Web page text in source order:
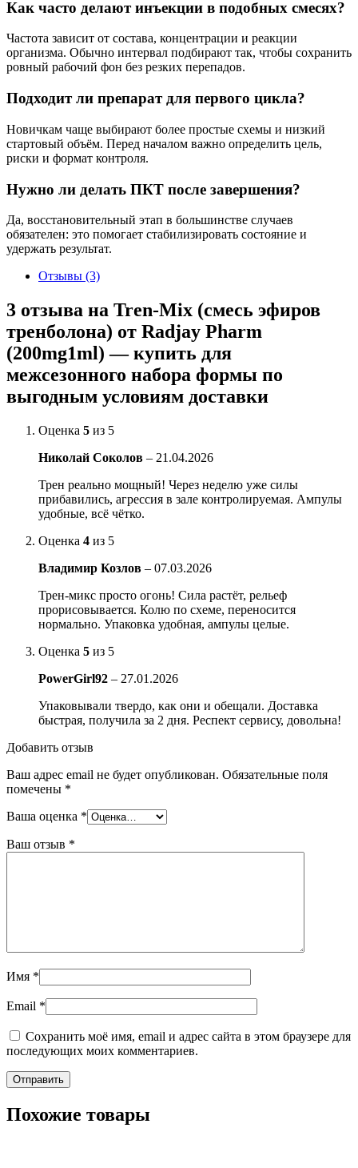
Как часто делают инъекции в подобных смесях?
Частота зависит от состава, концентрации и реакции
организма. Обычно интервал подбирают так, чтобы сохранить
ровный рабочий фон без резких перепадов.
Подходит ли препарат для первого цикла?
Новичкам чаще выбирают более простые схемы и низкий
стартовый объём. Перед началом важно определить цель,
риски и формат контроля.
Нужно ли делать ПКТ после завершения?
Да, восстановительный этап в большинстве случаев
обязателен: это помогает стабилизировать состояние и
удержать результат.
Отзывы (3)
3 отзыва на Tren-Mix (смесь эфиров
тренболона) от Radjay Pharm
(200mg1ml) — купить для
межсезонного набора формы по
выгодным условиям доставки
Оценка 5 из 5
Николай Соколов – 21.04.2026
Трен реально мощный! Через неделю уже силы
прибавились, агрессия в зале контролируемая. Ампулы
удобные, всё чётко.
Оценка 4 из 5
Владимир Козлов – 07.03.2026
Трен-микс просто огонь! Сила растёт, рельеф
прорисовывается. Колю по схеме, переносится
нормально. Упаковка удобная, ампулы целые.
Оценка 5 из 5
PowerGirl92 – 27.01.2026
Упаковывали твердо, как они и обещали. Доставка
быстрая, получила за 2 дня. Респект сервису, довольна!
Добавить отзыв
Ваш адрес email не будет опубликован. Обязательные поля
помечены *
Ваша оценка *
Ваш отзыв *
Имя *
Email *
Сохранить моё имя, email и адрес сайта в этом браузере для
последующих моих комментариев.
Похожие товары